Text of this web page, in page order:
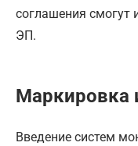
соглашения смогут
ЭП.
Маркировка
Введение систем